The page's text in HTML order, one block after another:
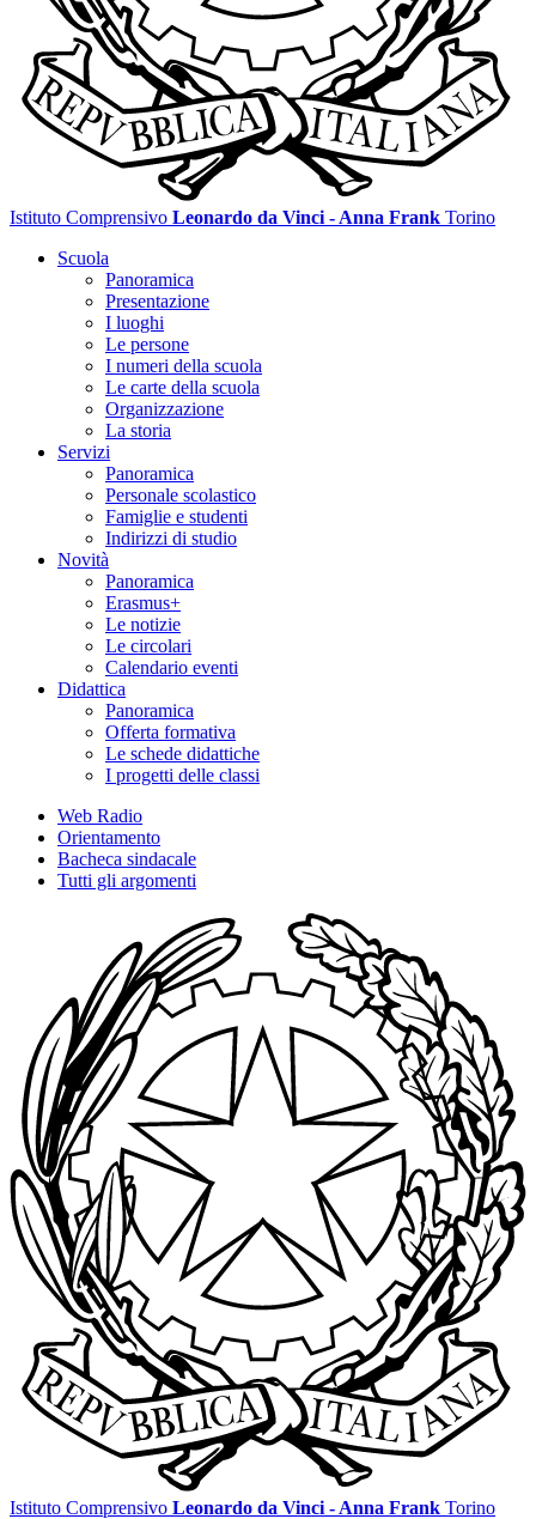
Istituto Comprensivo Leonardo da Vinci - Anna Frank Torino
Scuola
Panoramica
Presentazione
I luoghi
Le persone
I numeri della scuola
Le carte della scuola
Organizzazione
La storia
Servizi
Panoramica
Personale scolastico
Famiglie e studenti
Indirizzi di studio
Novità
Panoramica
Erasmus+
Le notizie
Le circolari
Calendario eventi
Didattica
Panoramica
Offerta formativa
Le schede didattiche
I progetti delle classi
Web Radio
Orientamento
Bacheca sindacale
Tutti gli argomenti
Istituto Comprensivo Leonardo da Vinci - Anna Frank Torino